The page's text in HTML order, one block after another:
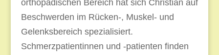
orthopädischen Bereich hat sich Christian auf
Beschwerden im Rücken-, Muskel- und
Gelenksbereich spezialisiert.
Schmerzpatientinnen und -patienten finden